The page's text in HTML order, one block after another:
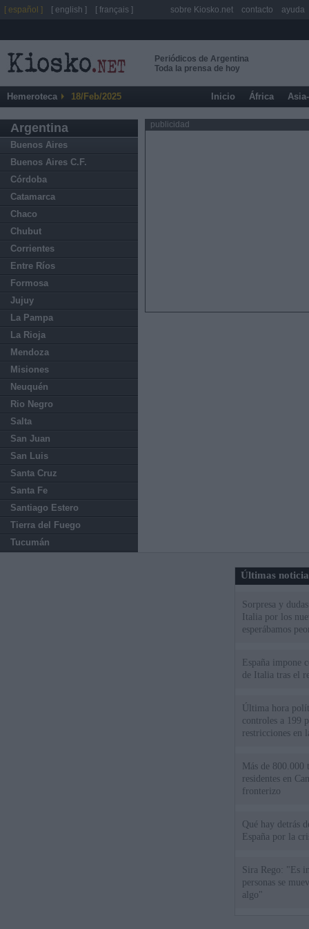
Periódicos de Argentina
Toda la prensa de hoy
Hemeroteca 18/Feb/2025 Inicio África
Argentina
Buenos Aires
Buenos Aires C.F.
Córdoba
Catamarca
Chaco
Chubut
Corrientes
Entre Ríos
Formosa
Jujuy
La Pampa
La Rioja
Mendoza
Misiones
Neuquén
Rio Negro
Salta
San Juan
San Luis
Santa Cruz
Santa Fe
Santiago Estero
Tierra del Fuego
Tucumán
publicidad
Últimas
Sorpresa y
Italia por los
esperábamos
España impone
de Italia tras el
Última hora
controles a 199
restricciones en
Más de 800.000
residentes en
fronterizo
Qué hay detrás
España por la
Sira Rego: "Es
personas se
algo"
[ español ] [ english ] [ français ] sobre Kiosko.net contacto ayuda